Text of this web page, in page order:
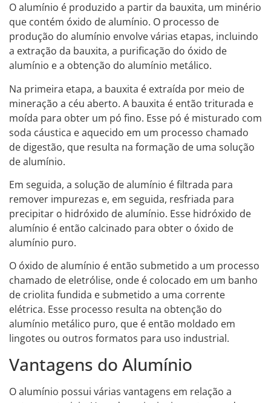
O alumínio é produzido a partir da bauxita, um minério
que contém óxido de alumínio. O processo de
produção do alumínio envolve várias etapas, incluindo
a extração da bauxita, a purificação do óxido de
alumínio e a obtenção do alumínio metálico.
Na primeira etapa, a bauxita é extraída por meio de
mineração a céu aberto. A bauxita é então triturada e
moída para obter um pó fino. Esse pó é misturado com
soda cáustica e aquecido em um processo chamado
de digestão, que resulta na formação de uma solução
de alumínio.
Em seguida, a solução de alumínio é filtrada para
remover impurezas e, em seguida, resfriada para
precipitar o hidróxido de alumínio. Esse hidróxido de
alumínio é então calcinado para obter o óxido de
alumínio puro.
O óxido de alumínio é então submetido a um processo
chamado de eletrólise, onde é colocado em um banho
de criolita fundida e submetido a uma corrente
elétrica. Esse processo resulta na obtenção do
alumínio metálico puro, que é então moldado em
lingotes ou outros formatos para uso industrial.
Vantagens do Alumínio
O alumínio possui várias vantagens em relação a